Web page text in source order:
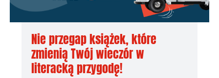
Nie przegap książek, które
zmienią Twój wieczór w
literacką przygodę!